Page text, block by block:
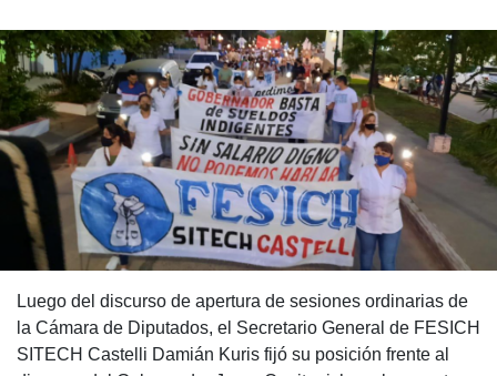
Luego del discurso de apertura de sesiones ordinarias de
la Cámara de Diputados, el Secretario General de FESICH
SITECH Castelli Damián Kuris fijó su posición frente al